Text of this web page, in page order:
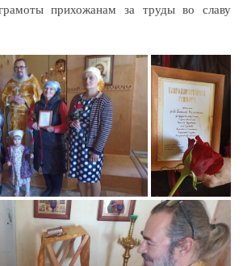
прихожанам за труды во славу